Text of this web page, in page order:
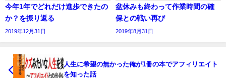
今年1年でどれだけ進歩できたの
か？を振り返る
2019年12月31日
盆休みも終わって作業時間の確
保との戦い再び
2019年8月31日
人生に希望の無かった俺が1冊の本でアフィリエイト
を知った話